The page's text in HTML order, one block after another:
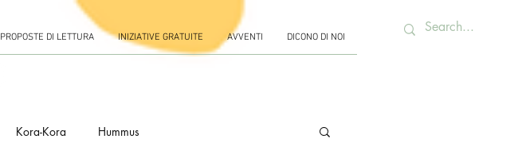
PROPOSTE DI LETTURA INIZIATIVE GRATUITE AVVENTI DICONO DI NOI
Kora-Kora Hummus